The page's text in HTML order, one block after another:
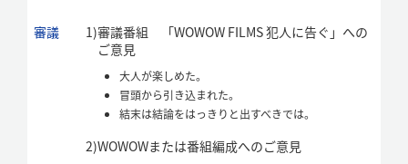
審議 1)審議番組 「WOWOW FILMS 犯人に告ぐ」への
ご意見
大人が楽しめた。
冒頭から引き込まれた。
結末は結論をはっきりと出すべきでは。
2)WOWOWまたは番組編成へのご意見